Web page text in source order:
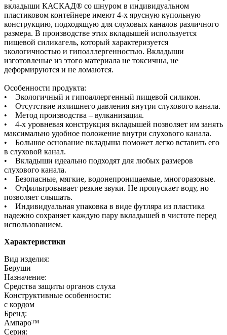
вкладыши КАСКАД® со шнуром в индивидуальном
пластиковом контейнере имеют 4-х ярусную купольную
конструкцию, подходящую для слуховых каналов различного
размера. В производстве этих вкладышей используется
пищевой силикагель, который характеризуется
экологичностью и гипоаллергенностью. Вкладыши
изготовленые из этого материала не токсичны, не
деформируются и не ломаются.
Особенности продукта:
• Экологичный и гипоаллергенный пищевой силикон.
• Отсутствие излишнего давления внутри слухового канала.
• Метод производства – вулканизация.
• 4-х уровневая конструкция вкладышей позволяет им занять
максимально удобное положение внутри слухового канала.
• Большое основание вкладыша поможет легко вставить его
в слуховой канал.
• Вкладыши идеально подходят для любых размеров
слухового канала.
• Безопасные, мягкие, водонепроницаемые, многоразовые.
• Отфильтровывает резкие звуки. Не пропускает воду, но
позволяет слышать.
• Индивидуальная упаковка в виде футляра из пластика
надежно сохраняет каждую пару вкладышей в чистоте перед
использованием.
Характеристики
Вид изделия:
Беруши
Назначение:
Средства защиты органов слуха
Конструктивные особенности:
с кордом
Бренд:
Ампаро™
Серия: